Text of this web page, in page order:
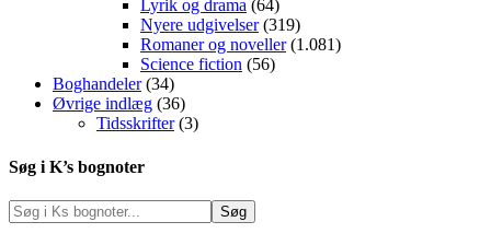
Lyrik og drama (64)
Nyere udgivelser(319)
Romaner og noveller(1.081)
Science fiction (56)
Boghandeler(34)
Øvrige indlæg (36)
Tidsskrifter(3)
Søg i K’s bognoter